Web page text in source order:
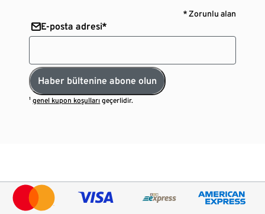
* Zorunlu alan
E-posta adresi*
Haber bültenine abone olun
¹genel kupon koşulları geçerlidir.